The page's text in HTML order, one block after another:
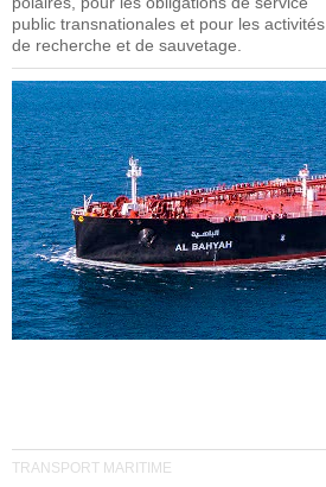
public transnationales et pour les activités
de recherche et de sauvetage.
TRANSPORT MARITIME